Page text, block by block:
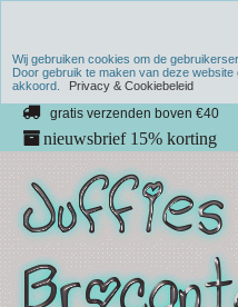
Verzenden binnen 1 werkdag
unieke producten
gratis verzenden boven €40
nieuwsbrief 15% korting
Wij gebruiken cookies om de
Door gebruik te maken van deze website
akkoord.
Privacy & Cookiebeleid